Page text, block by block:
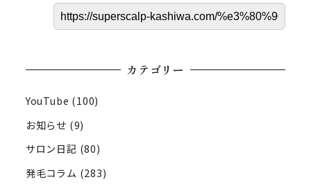
カテゴリー
YouTube (100)
お知らせ (9)
サロン日記 (80)
発毛コラム (283)